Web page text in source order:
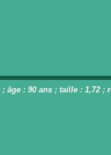
âge : 90 ans ; taille : 1,72 ;